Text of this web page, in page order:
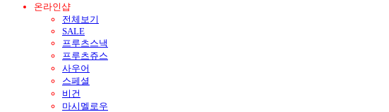
온라인샵
전체보기
SALE
프루츠스낵
프루츠쥬스
사우어
스페셜
비건
마시멜로우